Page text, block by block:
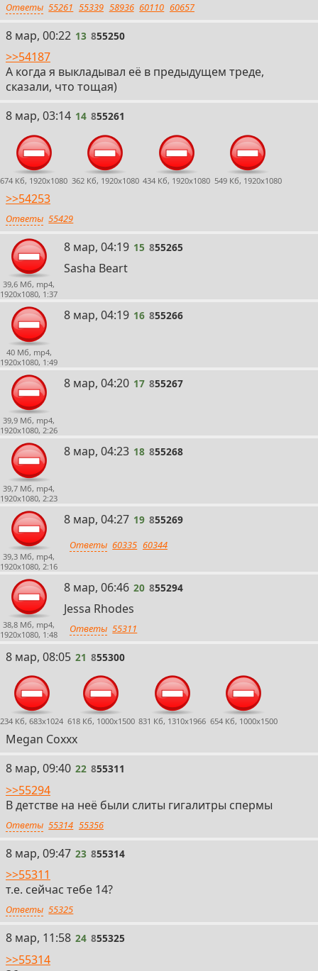
Ответы 55261 55339 58936 60110 60657
13
8 мар, 00:22 13 855250
>>54187
А когда я выкладывал её в предыдущем треде,
сказали, что тощая)
14
8 мар, 03:14 14 855261
674 Кб, 1920x1080 362 Кб, 1920x1080 434 Кб, 1920x1080 549 Кб, 1920x1080
>>54253
Ответы 55429
39,6 Мб, mp4,
1920x1080, 1:37
15
8 мар, 04:19 15 855265
Sasha Beart
40 Мб, mp4,
1920x1080, 1:49
16
8 мар, 04:19 16 855266
39,9 Мб, mp4,
1920x1080, 2:26
17
8 мар, 04:20 17 855267
39,7 Мб, mp4,
1920x1080, 2:23
18
8 мар, 04:23 18 855268
39,3 Мб, mp4,
1920x1080, 2:16
19
8 мар, 04:27 19 855269
Ответы 60335 60344
38,8 Мб, mp4,
1920x1080, 1:48
20
8 мар, 06:46 20 855294
Jessa Rhodes
Ответы 55311
21
8 мар, 08:05 21 855300
234 Кб, 683x1024 618 Кб, 1000x1500 831 Кб, 1310x1966 654 Кб, 1000x1500
Megan Coxxx
22
8 мар, 09:40 22 855311
>>55294
В детстве на неё были слиты гигалитры спермы
Ответы 55314 55356
23
8 мар, 09:47 23 855314
>>55311
т.е. сейчас тебе 14?
Ответы 55325
24
8 мар, 11:58 24 855325
>>55314